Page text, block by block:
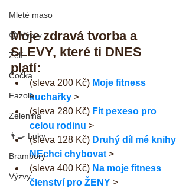
Mleté maso
😎 Výzvy
Zelí
Čočka
Fazole
Zelenina
👨‍🍳 Luky
Brambory
Výzvy
Moje zdravá tvorba a
SLEVY, které ti DNES
platí:
(sleva 200 Kč) Moje fitness
kuchařky >
(sleva 280 Kč) Fit pexeso pro
celou rodinu >
(sleva 128 Kč) Druhý díl mé knihy
NEchci chybovat >
(sleva 400 Kč) Na moje fitness
členství pro ŽENY >